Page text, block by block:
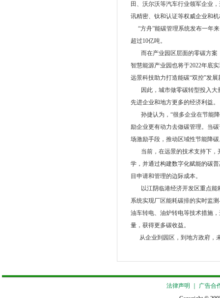
田、沃尔沃等汽车行业领军企业
讯精密、钛和认证等权威企业和
“方舟”能碳管理系统发布一年
超过10亿吨。
而在产业园区层面的零碳方案
智慧能源产业园也将于2022年底
远景科技助力打造能碳“双控”发展
因此，城市做零碳转型投入大
先进企业和地方更多的经济利益。
孙捷认为，“很多企业在节能降
励企业更有动力去做碳管理。当
场激励手段，推动区域性节能降碳
当前，在远景的技术支持下，
学，并通过构建数字化赋能的碳
目申请和管理的边际成本。
以江阴临港经济开发区重点能
系统实现厂区能耗碳排的实时监
油车转电、油炉转电等技术措施
量，获得更多碳收益。
从企业到园区，到地方政府，未
法律声明
广告合